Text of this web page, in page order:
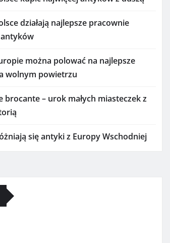
działają najlepsze pracownie
można polować na najlepsze
wolnym powietrzu
brocante – urok małych miasteczek z
się antyki z Europy Wschodniej